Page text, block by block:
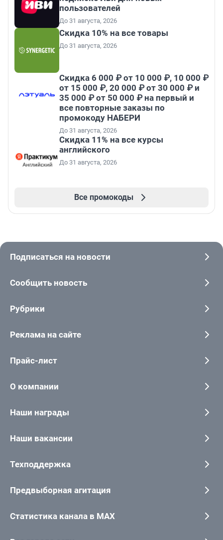
пользователей
До 31 августа, 2026
Скидка 10% на все товары
До 31 августа, 2026
Скидка 6 000 ₽ от 10 000 ₽, 10 000 ₽
от 15 000 ₽, 20 000 ₽ от 30 000 ₽ и
35 000 ₽ от 50 000 ₽ на первый и
все повторные заказы по
промокоду НАБЕРИ
До 31 августа, 2026
Скидка 11% на все курсы
английского
До 31 августа, 2026
Все промокоды
Подписаться на новости
Сообщить новость
Рубрики
Реклама на сайте
Прайс-лист
О компании
Наши награды
Наши вакансии
Техподдержка
Предвыборная агитация
Статистика канала в MAX